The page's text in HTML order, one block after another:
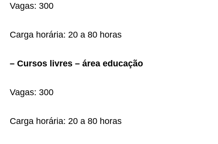
Vagas: 300
Carga horária: 20 a 80 horas
– Cursos livres – área educação
Vagas: 300
Carga horária: 20 a 80 horas